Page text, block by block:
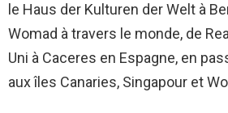
le Haus der Kulturen der Welt à
Womad à travers le monde, de
Uni à Caceres en Espagne, en
aux îles Canaries, Singapour et